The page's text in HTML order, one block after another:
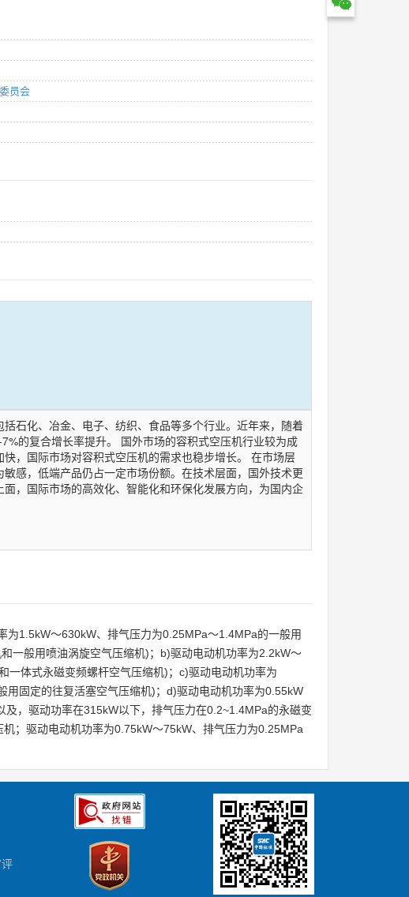
员会
石化、冶金、电子、纺织、食品等多个行业。近年来，随着
的复合增长率提升。 国外市场的容积式空压机行业较为成
，国际市场对容积式空压机的需求也稳步增长。 在市场层
感，低端产品仍占一定市场份额。在技术层面，国外技术更
，国际市场的高效化、智能化和环保化发展方向，为国内企
1.5kW～630kW、排气压力为0.25MPa～1.4MPa的一般用
一般用喷油涡旋空气压缩机)；b)驱动电动机功率为2.2kW～
一体式永磁变频螺杆空气压缩机)；c)驱动电动机功率为
固定的往复活塞空气压缩机)；d)驱动电动机功率为0.55kW
，驱动功率在315kW以下，排气压力在0.2~1.4MPa的永磁变
；驱动电动机功率为0.75kW～75kW、排气压力为0.25MPa